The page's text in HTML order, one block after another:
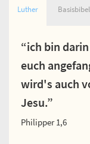
Luther Basisbibel
“ich bin
euch
wird's auch
Jesu.”
Philipper 1,6